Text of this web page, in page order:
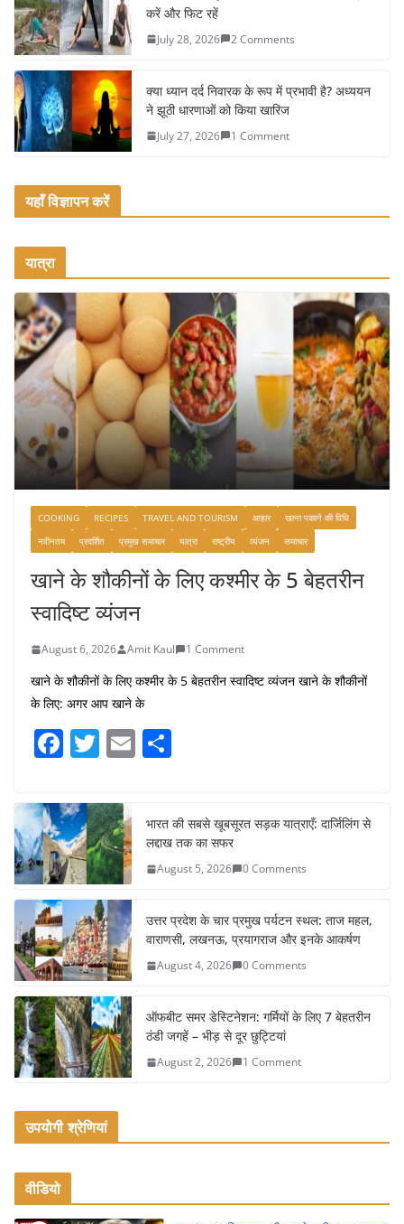
k
करें और फिट रहें
July 28, 2026 2 Comments
क्या ध्यान दर्द निवारक के रूप में प्रभावी है? अध्ययन
ने झूठी धारणाओं को किया खारिज
July 27, 2026 1 Comment
यहाँ विज्ञापन करें
यात्रा
COOKING RECIPES TRAVEL AND TOURISM आहार
खाना पकाने की विधि
नवीनतम
प्रदर्शित प्रमुख समाचार यात्रा राष्ट्रीय व्यंजन समाचार
खाने के शौकीनों के लिए कश्मीर के 5 बेहतरीन
स्वादिष्ट व्यंजन
August 6, 2026 Amit Kaul 1 Comment
खाने के शौकीनों के लिए कश्मीर के 5 बेहतरीन स्वादिष्ट व्यंजन खाने के शौकीनों
के लिए: अगर आप खाने के
F
c
e
b
o
o
k
T
itt
er
E
e
भारत की सबसे खूबसूरत सड़क यात्राएँ: दार्जिलिंग से
लद्दाख तक का सफर
August 5, 2026 0 Comments
उत्तर प्रदेश के चार प्रमुख पर्यटन स्थल: ताज महल,
वाराणसी, लखनऊ, प्रयागराज और इनके आकर्षण
August 4, 2026 0 Comments
ऑफबीट समर डेस्टिनेशन: गर्मियों के लिए 7 बेहतरीन
ठंडी जगहें – भीड़ से दूर छुट्टियां
August 2, 2026 1 Comment
उपयोगी श्रेणियां
वीडियो